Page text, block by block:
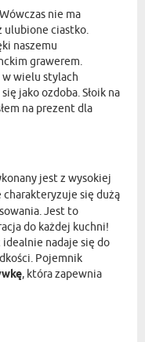
nie ma
ulubione ciastko.
naszemu
grawerem.
w wielu stylach
jako ozdoba. Słoik na
na prezent dla
jest z wysokiej
charakteryzuje się dużą
Jest to
do każdej kuchni!
idealnie nadaje się do
Pojemnik
, która zapewnia